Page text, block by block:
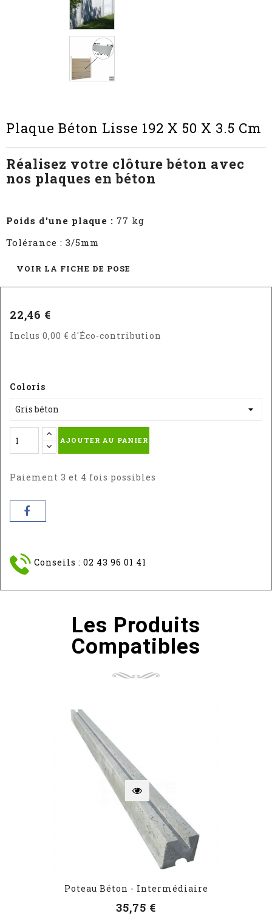
Plaque Béton Lisse 192 X 50 X 3.5 Cm
Réalisez votre clôture béton avec
nos plaques en béton
Poids d'une plaque : 77 kg
Tolérance : 3/5mm
VOIR LA FICHE DE POSE
22,46 €
Inclus 0,00 € d'Éco-contribution
Coloris
AJOUTER AU PANIER
Paiement 3 et 4 fois possibles
Conseils : 02 43 96 01 41
Les Produits
Compatibles
Poteau Béton - Intermédiaire
35,75 €